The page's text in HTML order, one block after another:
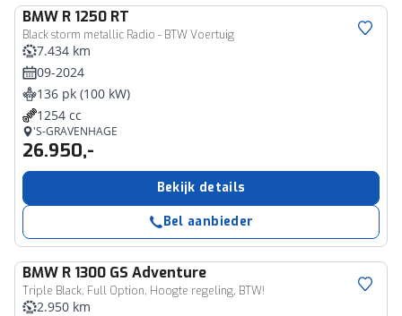
BMW R 1250 RT
Black storm metallic Radio - BTW Voertuig
7.434 km
09-2024
136 pk (100 kW)
1254 cc
'S-GRAVENHAGE
26.950,-
Bekijk details
Bel aanbieder
BMW R 1300 GS Adventure
Triple Black, Full Option, Hoogte regeling, BTW!
2.950 km